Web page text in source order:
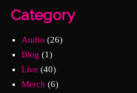
Category
Audio (26)
Blog (1)
Live (40)
Merch (6)